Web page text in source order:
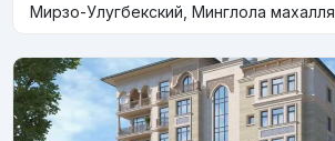
Мирзо-Улугбекский, Минглола махалля